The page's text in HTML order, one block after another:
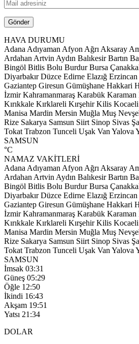
HAVA DURUMU
AdanaAdıyamanAfyonAğrıAksaray
ArdahanArtvinAydın Balıkesir Bartın
Bingöl Bitlis Bolu Burdur Bursa
Diyarbakır Düzce Edirne Elazığ Erzincan
Gaziantep Giresun Gümüşhane Hakkari
İzmir Kahramanmaraş Karabük Karaman
Kırıkkale Kırklareli Kırşehir Kilis Kocaeli
Manisa Mardin Mersin Muğla Muş
Rize Sakarya Samsun Siirt Sinop Sivas
Tokat Trabzon Tunceli Uşak VanYalova
SAMSUN
°C
NAMAZ VAKİTLERİ
AdanaAdıyamanAfyonAğrıAksaray
ArdahanArtvinAydın Balıkesir Bartın
Bingöl Bitlis Bolu Burdur Bursa
Diyarbakır Düzce Edirne Elazığ Erzincan
Gaziantep Giresun Gümüşhane Hakkari
İzmir Kahramanmaraş Karabük Karaman
Kırıkkale Kırklareli Kırşehir Kilis Kocaeli
Manisa Mardin Mersin Muğla Muş
Rize Sakarya Samsun Siirt Sinop Sivas
Tokat Trabzon Tunceli Uşak VanYalova
SAMSUN
İmsak 03:31
Güneş 05:29
Öğle 12:50
İkindi 16:43
Akşam 19:51
Yatsı 21:34
DOLAR